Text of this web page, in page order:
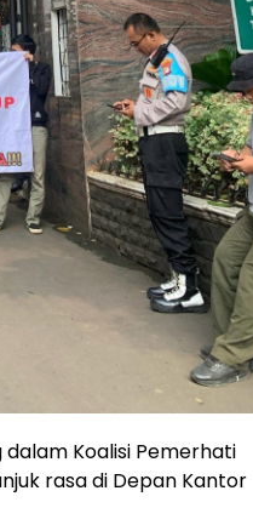
Koalisi Pemerhati
rasa di Depan Kantor